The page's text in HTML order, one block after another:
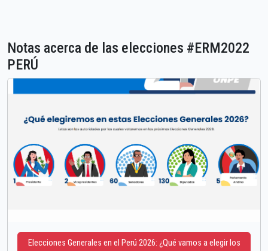
Notas acerca de las elecciones #ERM2022
PERÚ
Elecciones Generales en el Perú 2026: ¿Qué vamos a elegir los